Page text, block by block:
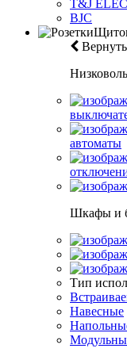
T&J
BJC
автоматы
Шкафы и
Тип
Навесные